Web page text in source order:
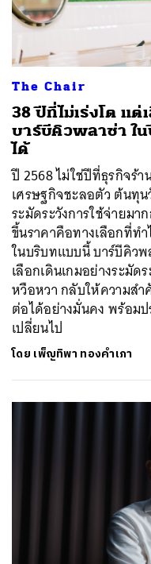
The Chair
38 ปีที่ไม่เร่งโต แ
บาร์บีคิวพลาซ่า ใ
ได้
ปี 2568 ไม่ใช่ปีที่ธุรกิจร้า
เศรษฐกิจชะลอตัว ต้นทุ
ระมัดระวังการใช้จ่ายม
ขึ้นราคาคือทางเลือกที่ท
ในบริบทแบบนี้ บาร์บีคิว
เลือกเดินเกมอย่างระมัด
หวือหวา กลับให้ความสำ
ต่อได้อย่างมั่นคง พร้อม
เปลี่ยนไป
โดย เพ็ญทิพา ทองคำเภา